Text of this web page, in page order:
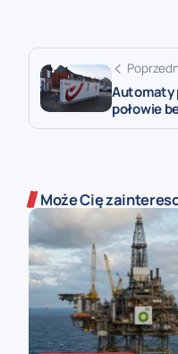
Automaty
połowie
Może Cię